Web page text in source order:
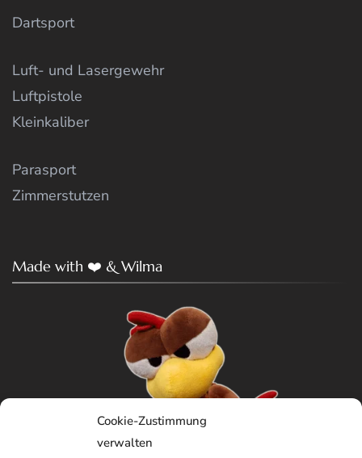
Cookie-Zustimmung
verwalten
Dartsport
Luft- und Lasergewehr
Luftpistole
Kleinkaliber
Parasport
Zimmerstutzen
Made with ❤️ & Wilma